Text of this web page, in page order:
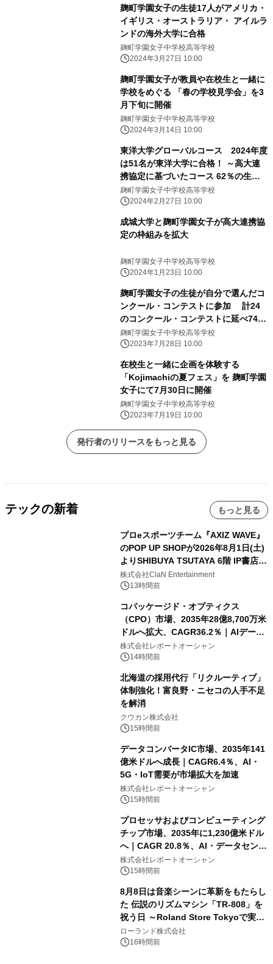
麹町学園女子の生徒17人がアメリカ・
イギリス・オーストラリア・ アイルラ
ンドの海外大学に合格
麹町学園女子中学校高等学校
2024年3月27日 10:00
麹町学園女子が教員や在校生と一緒に
学校をめぐる 「春の学校見学会」を3
月下旬に開催
麹町学園女子中学校高等学校
2024年3月14日 10:00
東洋大学グローバルコース 2024年度
は51名が東洋大学に合格！ ～高大連
携協定に基づいたコース 62％の生徒
が東洋大学に進学～
麹町学園女子中学校高等学校
2024年2月27日 10:00
成城大学と麹町学園女子が高大連携協
定の枠組みを拡大
麹町学園女子中学校高等学校
2024年1月23日 10:00
麹町学園女子の生徒が自分で選んだコ
ンクール・コンテストに参加 計24
のコンクール・コンテストに延べ747
名が応募
麹町学園女子中学校高等学校
2023年7月28日 10:00
在校生と一緒に企画を体験する
「Kojimachiの夏フェス」を 麹町学園
女子にて7月30日に開催
麹町学園女子中学校高等学校
2023年7月19日 10:00
発行者のリリースをもっと見る
テックの新着 もっと見る
プロeスポーツチーム『AXIZ WAVE』
のPOP UP SHOPが2026年8月1日(土)
よりSHIBUYA TSUTAYA 6階 IP書店で
開催決定！！
株式会社ClaN Entertainment
13時間前
コパッケージド・オプティクス
（CPO）市場、2035年28億8,700万米
ドルへ拡大、CAGR36.2％｜AIデータ
センター・高速光通信需要が成長を加
速
株式会社レポートオーシャン
14時間前
北海道の採用代行「リクルーティブ」
体制強化！富良野・ニセコの人手不足
を解消
クウカン株式会社
15時間前
データコンバータIC市場、2035年141
億米ドルへ成長｜CAGR6.4％、AI・
5G・IoT需要が市場拡大を加速
株式会社レポートオーシャン
15時間前
プロセッサおよびコンピューティング
チップ市場、2035年に1,230億米ドル
へ｜CAGR 20.8％、AI・データセンタ
ー需要が成長を牽引
株式会社レポートオーシャン
15時間前
8月8日は音楽シーンに革新をもたらし
た 伝説のリズムマシン「TR-808」を
祝う日 ～Roland Store Tokyoで実機
を展示しての 記念キャンペーンを開
催 英国ラジオ「NTS」の 特別プログ
ローランド株式会社
16時間前